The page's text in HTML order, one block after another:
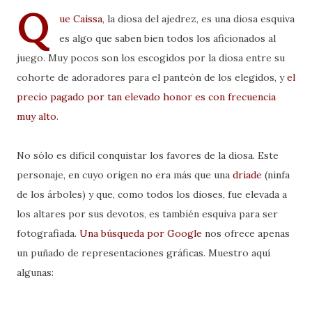
Q ue Caissa, la diosa del ajedrez, es una diosa esquiva
es algo que saben bien todos los aficionados al
juego. Muy pocos son los escogidos por la diosa entre su
cohorte de adoradores para el panteón de los elegidos, yel
precio pagado por tan elevado honor es con frecuencia
muy alto.
No sólo es difícil conquistar los favores de la diosa. Este
personaje, en cuyo origen no era más que una driade (ninfa
de los árboles) y que, como todos los dioses, fue elevada a
los altares por sus devotos, es también esquiva para ser
fotografiada. Una búsqueda por Google nos ofrece apenas
un puñado de representaciones gráficas. Muestro aquí
algunas: